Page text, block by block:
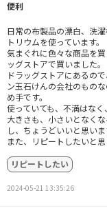
便利
日常の布製品の漂白、洗
トリウムを使っています。
気まぐれに色々な商品を
ッグストアで買いました。
ドラッグストアにあるの
ン玉石けんの会社のもの
め手です。
使っていても、不満はなく
大きさも、小さいとなく
し、ちょうどいいと思いま
また、リピートしたいと思
リピートしたい
2024-05-21 13:35:26